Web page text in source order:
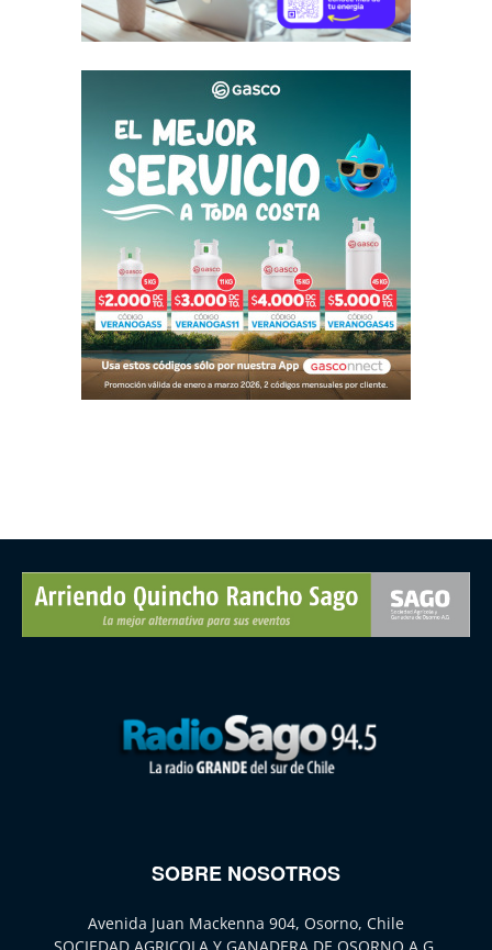
SOBRE NOSOTROS
Avenida Juan Mackenna 904, Osorno, Chile